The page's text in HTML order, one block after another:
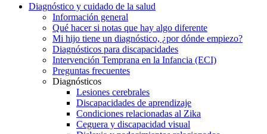
Diagnóstico y cuidado de la salud
Información general
Qué hacer si notas que hay algo diferente
Mi hijo tiene un diagnóstico, ¿por dónde empiezo?
Diagnósticos para discapacidades
Intervención Temprana en la Infancia (ECI)
Preguntas frecuentes
Diagnósticos
Lesiones cerebrales
Discapacidades de aprendizaje
Condiciones relacionadas al Zika
Ceguera y discapacidad visual